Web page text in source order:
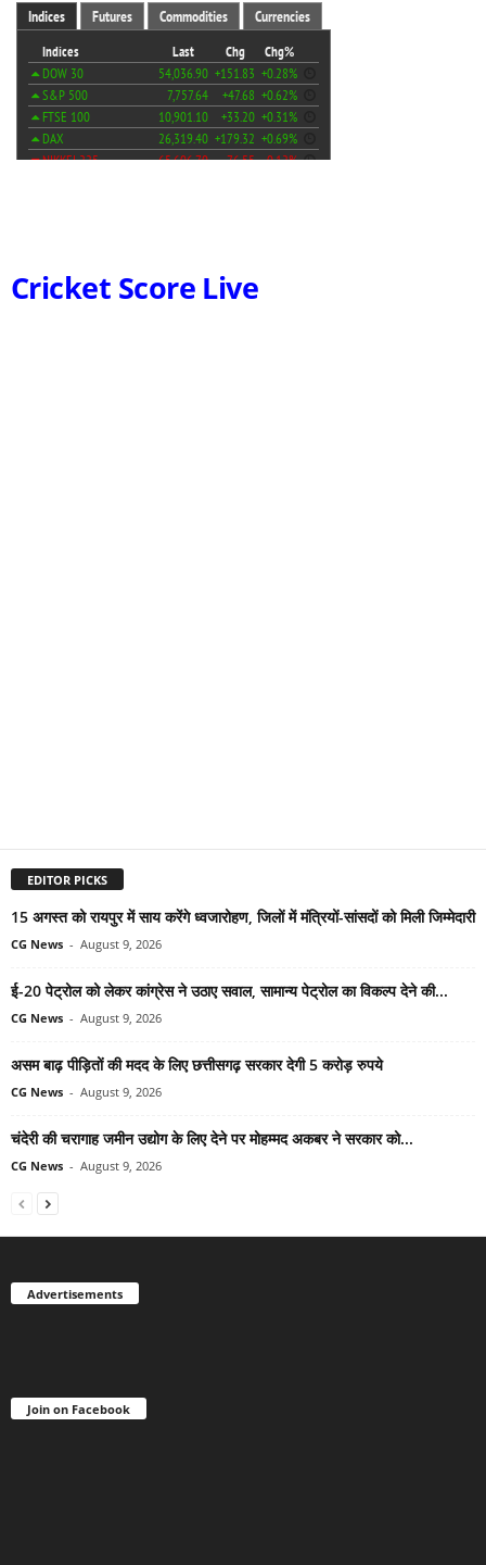
Cricket Score Live
EDITOR PICKS
15 अगस्त को रायपुर में साय करेंगे ध्वजारोहण, जिलों में मंत्रियों-सांसदों को मिली जिम्मेदारी
CG News - August 9, 2026
ई-20 पेट्रोल को लेकर कांग्रेस ने उठाए सवाल, सामान्य पेट्रोल का विकल्प देने की...
CG News - August 9, 2026
असम बाढ़ पीड़ितों की मदद के लिए छत्तीसगढ़ सरकार देगी 5 करोड़ रुपये
CG News - August 9, 2026
चंदेरी की चरागाह जमीन उद्योग के लिए देने पर मोहम्मद अकबर ने सरकार को...
CG News - August 9, 2026
Advertisements
Join on Facebook